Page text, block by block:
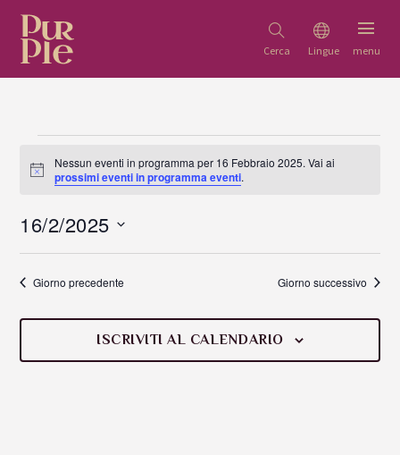
Notice
Nessun eventi in programma per 16 Febbraio 2025. Vai ai
prossimi eventi in programma eventi.
Viste
Navigazione
Evento
Navigazione
16/2/2025
data.Giorno precedente Giorno successivo
ISCRIVITI AL CALENDARIO